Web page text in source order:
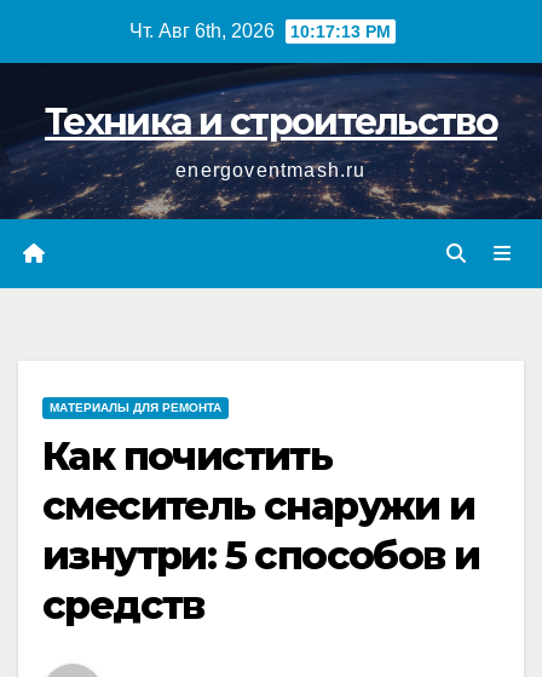
Чт. Авг 6th, 2026 10:17:14 PM
Техника и строительство
energoventmash.ru
МАТЕРИАЛЫ ДЛЯ РЕМОНТА
Как почистить
смеситель снаружи и
изнутри: 5 способов и
средств